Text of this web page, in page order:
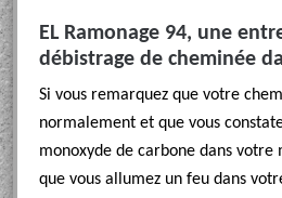
EL Ramonage 94, une
débistrage de cheminée
Si vous remarquez que votre
normalement et que vous
monoxyde de carbone dans votre
que vous allumez un feu dans